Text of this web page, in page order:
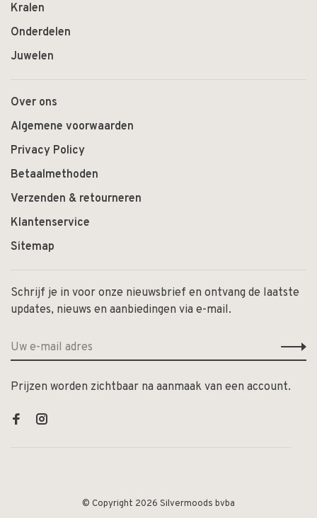
Kralen
Onderdelen
Juwelen
Over ons
Algemene voorwaarden
Privacy Policy
Betaalmethoden
Verzenden & retourneren
Klantenservice
Sitemap
Schrijf je in voor onze nieuwsbrief en ontvang de laatste
updates, nieuws en aanbiedingen via e-mail.
Prijzen worden zichtbaar na aanmaak van een account.
© Copyright 2026 Silvermoods bvba